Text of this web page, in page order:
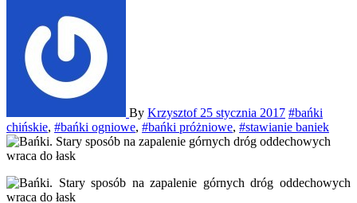
By Krzysztof 25 stycznia 2017 #bańki
chińskie, #bańki ogniowe, #bańki próżniowe, #stawianie baniek